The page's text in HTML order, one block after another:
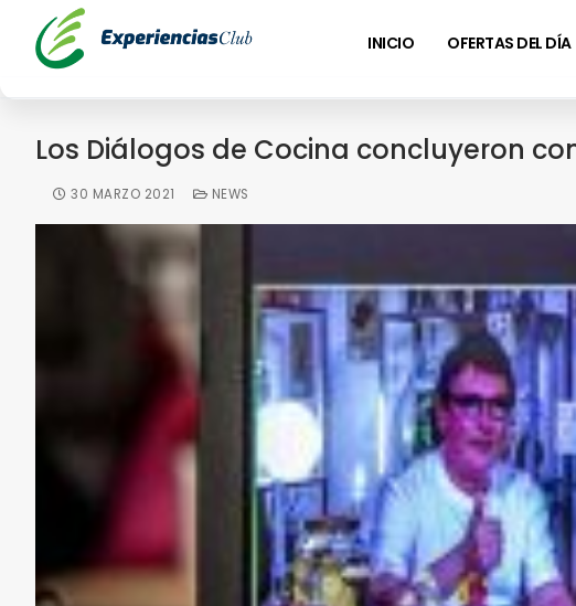
INICIO OFERTAS DEL DÍA
Los Diálogos de Cocina concluyeron
30 MARZO 2021 NEWS